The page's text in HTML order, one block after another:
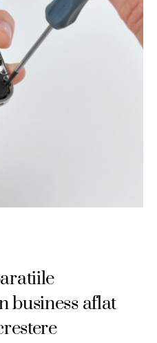
business aflat